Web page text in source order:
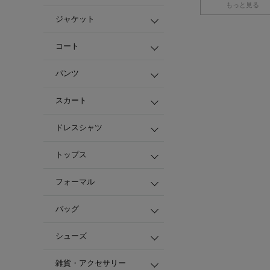
ジャケット
コート
パンツ
スカート
ドレスシャツ
トップス
フォーマル
バッグ
シューズ
雑貨・アクセサリー
もっと見る